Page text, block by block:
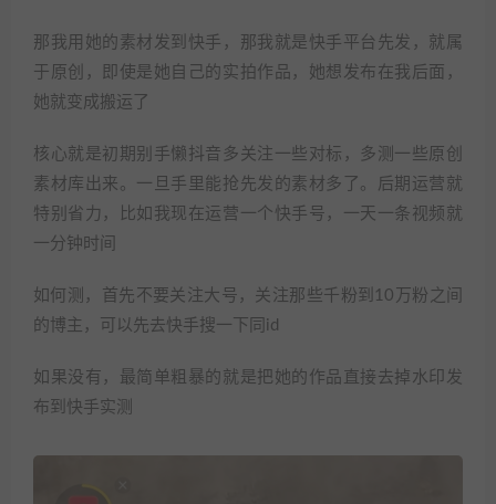
那我用她的素材发到快手，那我就是快手平台先发，就属
于原创，即使是她自己的实拍作品，她想发布在我后面，
她就变成搬运了
核心就是初期别手懒抖音多关注一些对标，多测一些原创
素材库出来。一旦手里能抢先发的素材多了。后期运营就
特别省力，比如我现在运营一个快手号，一天一条视频就
一分钟时间
如何测，首先不要关注大号，关注那些千粉到10万粉之间
的博主，可以先去快手搜一下同id
如果没有，最简单粗暴的就是把她的作品直接去掉水印发
布到快手实测